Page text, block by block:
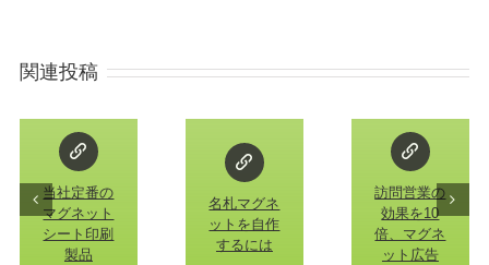
関連投稿
当社定番の
マグネット
シート印刷
製品
名札マグネ
ットを自作
するには
訪問営業の
効果を10
倍、マグネ
ット広告